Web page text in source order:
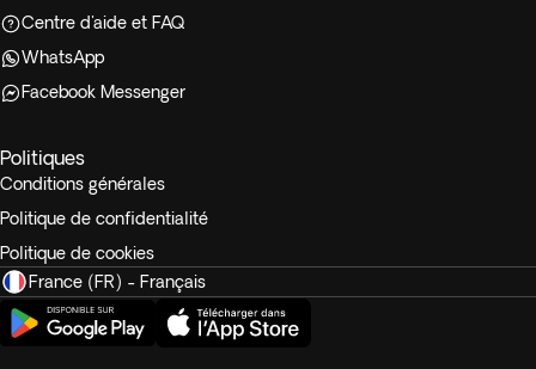
Centre d'aide et FAQ
WhatsApp
Facebook Messenger
Politiques
Conditions générales
Politique de confidentialité
Politique de cookies
France (FR) - Français